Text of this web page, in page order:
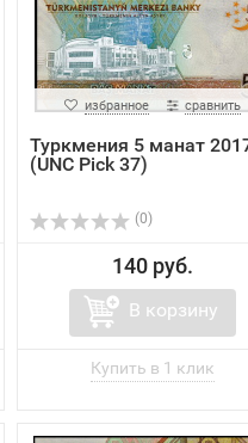
избранное сравнить
Туркмения 5 манат
(UNC Pick 37)
(0)
140 руб.
В корзину